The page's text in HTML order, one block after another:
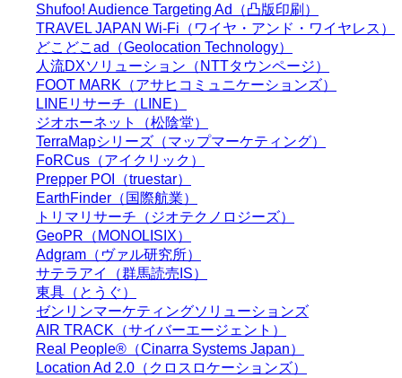
Shufoo! Audience Targeting Ad（凸版印刷）
TRAVEL JAPAN Wi-Fi（ワイヤ・アンド・ワイヤレス）
どこどこad（Geolocation Technology）
人流DXソリューション（NTTタウンページ）
FOOT MARK（アサヒコミュニケーションズ）
LINEリサーチ（LINE）
ジオホーネット（松陰堂）
TerraMapシリーズ（マップマーケティング）
FoRCus（アイクリック）
Prepper POI（truestar）
EarthFinder（国際航業）
トリマリサーチ（ジオテクノロジーズ）
GeoPR（MONOLISIX）
Adgram（ヴァル研究所）
サテラアイ（群馬読売IS）
東具（とうぐ）
ゼンリンマーケティングソリューションズ
AIR TRACK（サイバーエージェント）
Real People®（Cinarra Systems Japan）
Location Ad 2.0（クロスロケーションズ）